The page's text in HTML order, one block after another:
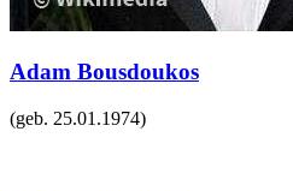
Adam Bousdoukos
(geb. 25.01.1974)